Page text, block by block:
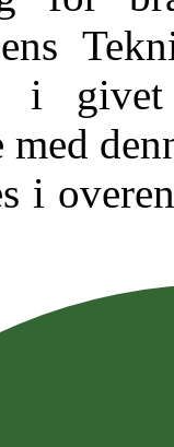
i givet
med
i